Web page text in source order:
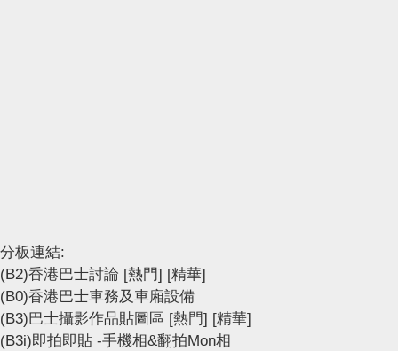
分板連結:
(B2)香港巴士討論 [熱門] [精華]
(B0)香港巴士車務及車廂設備
(B3)巴士攝影作品貼圖區 [熱門] [精華]
(B3i)即拍即貼 -手機相&翻拍Mon相